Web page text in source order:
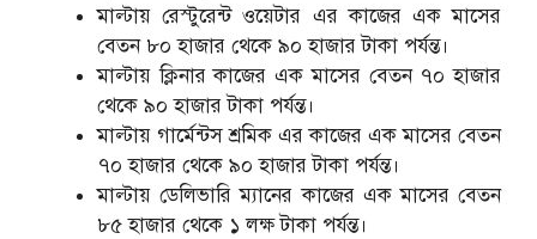
মাল্টায় রেস্টুরেন্ট ওয়েটার এর কাজের এক মাসের
বেতন ৮০ হাজার থেকে ৯০ হাজার টাকা পর্যন্ত।
মাল্টায় ক্লিনার কাজের এক মাসের বেতন ৭০ হাজার
থেকে ৯০ হাজার টাকা পর্যন্ত।
মাল্টায় গার্মেন্টস শ্রমিক এর কাজের এক মাসের বেতন
৭০ হাজার থেকে ৯০ হাজার টাকা পর্যন্ত।
মাল্টায় ডেলিভারি ম্যানের কাজের এক মাসের বেতন
৮৫ হাজার থেকে ১ লক্ষ টাকা পর্যন্ত।